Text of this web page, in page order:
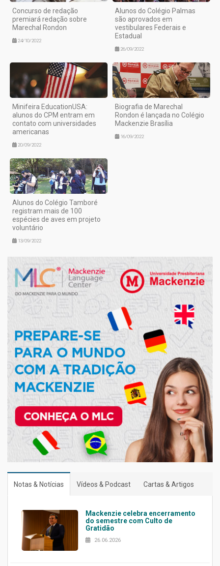
Concurso de redação
premiará redação sobre
Marechal Rondon
24/10/2022
Alunos do Colégio Palmas
são aprovados em
vestibulares Federais e
Estadual
26/09/2022
Minifeira EducationUSA:
alunos do CPM entram em
contato com universidades
americanas
20/09/2022
Biografia de Marechal
Rondon é lançada no Colégio
Mackenzie Brasília
16/09/2022
Alunos do Colégio Tamboré
registram mais de 100
espécies de aves em projeto
voluntário
13/09/2022
Notas & Notícias Vídeos & Podcast Cartas & Artigos
Mackenzie celebra encerramento
do semestre com Culto de
Gratidão
26.06.2026